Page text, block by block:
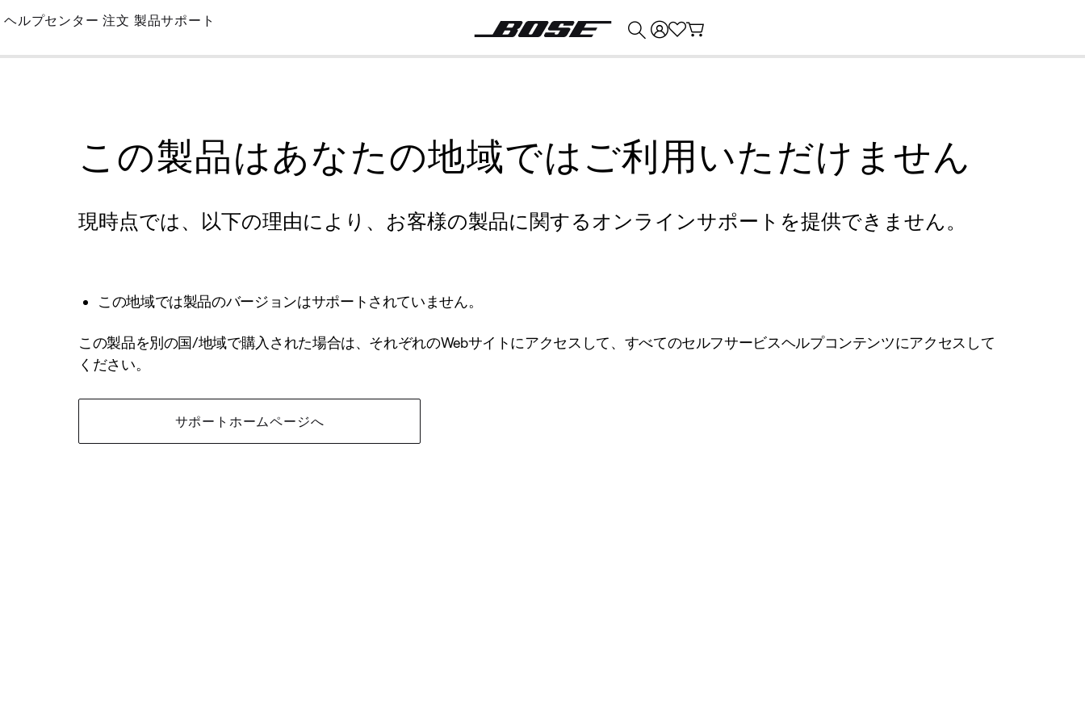
Skip
Main
ヘルプセンター 注文 製品サポート
この製品はあなたの地域ではご利用いただけません
現時点では、以下の理由により、お客様の製品に関するオンラインサポートを提供できません。
この地域では製品のバージョンはサポートされていません。
この製品を別の国/地域で購入された場合は、それぞれのWebサイトにアクセスして、すべてのセルフサービスヘルプコンテンツにアクセスして
ください。
サポートホームページへ